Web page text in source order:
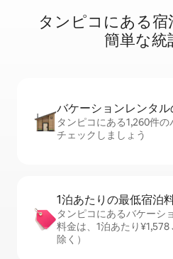
タンピコに⁠あ⁠る宿⁠
簡⁠単⁠な統⁠
バケーションレ⁠ン⁠タ⁠
タンピコにある1,260件
チェックしましょう
1泊あたりの最⁠低⁠宿⁠泊⁠
タンピコにあるバケーシ
料金は、1泊あたり
除く）